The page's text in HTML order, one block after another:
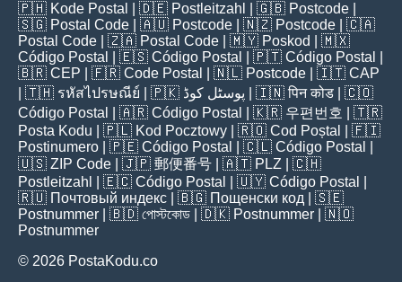
🇵🇭 Kode Postal | 🇩🇪 Postleitzahl | 🇬🇧 Postcode
🇸🇬 Postal Code | 🇦🇺 Postcode | 🇳🇿 Postcode | 🇨🇦
Postal Code | 🇿🇦 Postal Code | 🇲🇾 Poskod
| 🇲🇽
Código Postal
| 🇪🇸 Código Postal | 🇵🇹 Código Postal
🇧🇷 CEP | 🇫🇷 Code Postal | 🇳🇱 Postcode | 🇮🇹 CAP
| 🇹🇭 รหัสไปรษณีย์ | 🇵🇰 پوسٹل کوڈ | 🇮🇳पिन कोड | 🇨🇴
Código Postal
| 🇦🇷 Código Postal | 🇰🇷 우편번호
| 🇹🇷
Posta Kodu | 🇵🇱 Kod Pocztowy | 🇷🇴 Cod Poștal
| 🇫🇮
Postinumero | 🇵🇪 Código Postal | 🇨🇱 Código Postal
🇺🇸 ZIP Code | 🇯🇵 郵便番号 | 🇦🇹 PLZ | 🇨🇭
Postleitzahl
| 🇪🇨 Código Postal | 🇺🇾 Código Postal
🇷🇺 Почтовый индекс | 🇧🇬 Пощенски код | 🇸🇪
Postnummer | 🇧🇩 পোস্টকোড | 🇩🇰 Postnummer | 🇳🇴
Postnummer
© 2026 PostaKodu.co